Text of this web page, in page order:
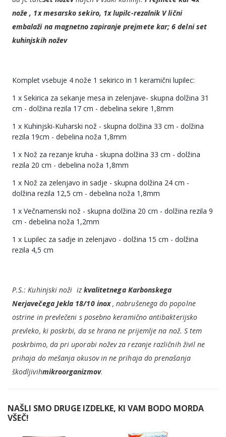
nože , 1x mesarsko sekiro, 1x lupilc-rezalnik V lični
embalaži na magnetno zapiranje prejmete kar; 6 delni set
kuhinjskih nožev
Komplet vsebuje 4 nože 1 sekirico in 1 keramični lupilec:
1 x Sekirica za sekanje mesa in zelenjave- skupna dolžina 31
cm - dolžina rezila 17 cm - debelina sekire 1,8mm
1 x Kuhinjski-Kuharski nož - skupna dolžina 33 cm - dolžina
rezila 19cm - debelina noža 1,8mm
1 x Nož za rezanje kruha - skupna dolžina 33 cm - dolžina
rezila 20 cm - debelina noža 1,8mm
1 x Nož za zelenjavo in sadje - skupna dolžina 24 cm -
dolžina rezila 12,5 cm - debelina noža 1,8mm
1 x Večnamenski nož - skupna dolžina 20 cm - dolžina rezila 9
cm - debelina noža 1,2mm
1 x Lupilec za sadje in zelenjavo - dolžina 15 cm - dolžina
rezila 4,5 cm
P.S.: Kuhinjski noži izkvalitetnega Karbonskega
Nerjavečega Jekla 18/10 inox, nabrušenega do popolne
ostrine in prevlečeni s posebno keramično antibakterijsko
prevleko, ki poskrbi, da se hrana ne prijemlje na nož. S tem
poskrbimo, da pri uporabi nožev za rezanje različnih živil ne
prihaja do mešanja okusov in ne prihaja do prenašanja
škodljivihmikroorganizmov.
NAŠLI SMO DRUGE IZDELKE, KI VAM BODO MORDA
VŠEČ!